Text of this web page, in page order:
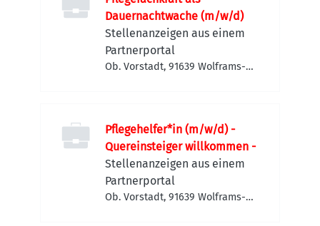
Dauernachtwache (m/w/d)
Stellenanzeigen aus einem
Partnerportal
Ob. Vorstadt, 91639 Wolframs-
Pflegehelfer*in (m/w/d) -
Quereinsteiger willkommen -
Stellenanzeigen aus einem
Partnerportal
Ob. Vorstadt, 91639 Wolframs-